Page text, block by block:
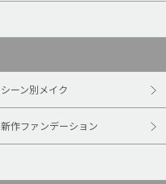
シーン別メイク
新作ファンデーション